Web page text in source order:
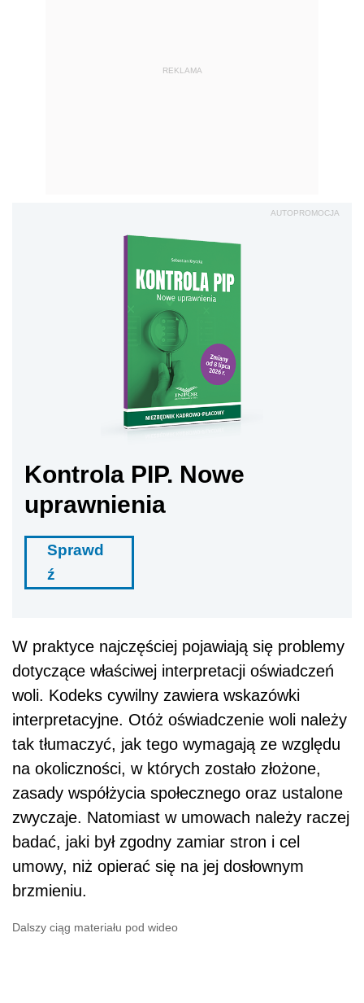
REKLAMA
AUTOPROMOCJA
Kontrola PIP. Nowe
uprawnienia
Sprawd
ź
W praktyce najczęściej pojawiają się problemy
dotyczące właściwej interpretacji oświadczeń
woli. Kodeks cywilny zawiera wskazówki
interpretacyjne. Otóż oświadczenie woli należy
tak tłumaczyć, jak tego wymagają ze względu
na okoliczności, w których zostało złożone,
zasady współżycia społecznego oraz ustalone
zwyczaje. Natomiast w umowach należy raczej
badać, jaki był zgodny zamiar stron i cel
umowy, niż opierać się na jej dosłownym
brzmieniu.
Dalszy ciąg materiału pod wideo